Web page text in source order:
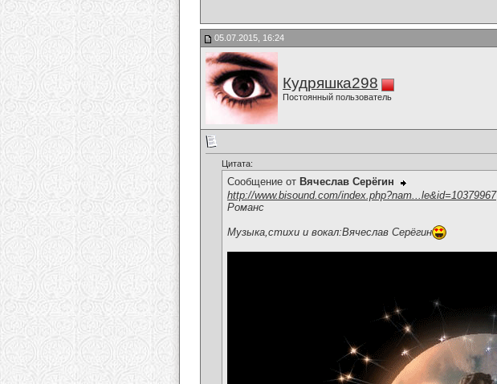
05.07.2015, 16:24
Кудряшка298
Постоянный пользователь
Цитата:
Сообщение от Вячеслав Серёгин
http://www.bisound.com/index.php?nam...le&id=10379967
Романс
Музыка,стихи и вокал:Вячеслав Серёгин